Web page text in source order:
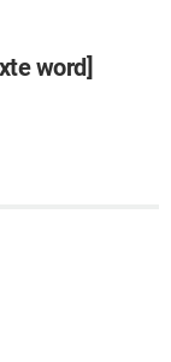
word]